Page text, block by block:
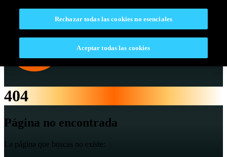
404
Página no encontrada
La página que buscas no existe:
Rechazar todas las cookies no esenciales
Aceptar todas las cookies